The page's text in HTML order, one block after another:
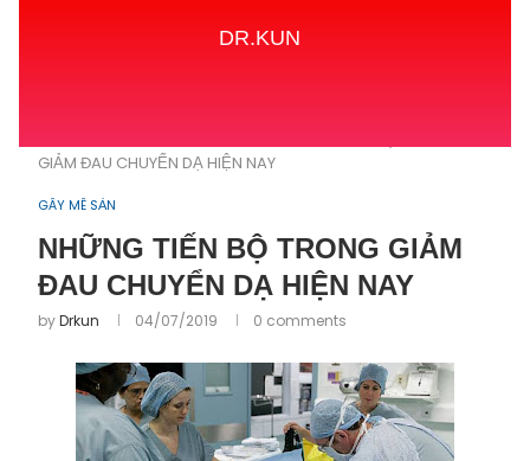
DR.KUN
GIẢM ĐAU CHUYỂN DẠ HIỆN NAY
GÂY MÊ SẢN
NHỮNG TIẾN BỘ TRONG GIẢM
ĐAU CHUYỂN DẠ HIỆN NAY
byDrkun 04/07/2019 0 comments